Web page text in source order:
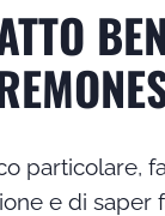
particolare,
e di saper